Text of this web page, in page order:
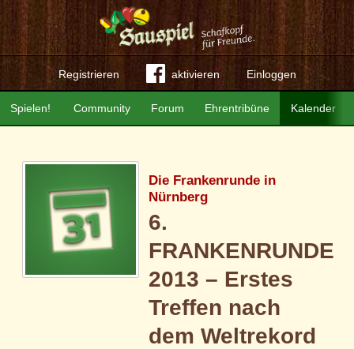
Registrieren aktivieren Einloggen
Community Forum Ehrentribüne Kalender
Spielen!
Die Frankenrunde in
Nürnberg
6.
FRANKENRUNDE
2013 – Erstes
Treffen nach
dem Weltrekord